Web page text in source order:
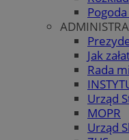
Jak
Rada
Urząd
MOPR
Urząd